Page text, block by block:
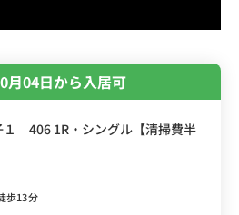
月04日から入居可
１ 406 1R・シングル【清掃費半
歩13分